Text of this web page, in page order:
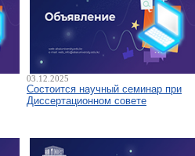
03.12.2025
Состоится научный семинар при
Диссертационном совете